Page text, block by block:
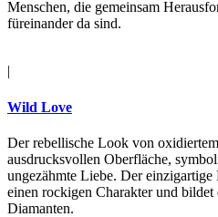
Menschen, die gemeinsam
füreinander da sind.
|
Wild Love
Der rebellische Look von
ausdrucksvollen Oberfläche,
ungezähmte Liebe. Der
einen rockigen Charakter und
Diamanten.